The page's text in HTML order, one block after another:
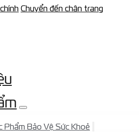
Chuyển đến chân trang
Phẩm Bảo Vệ Sức Khoẻ